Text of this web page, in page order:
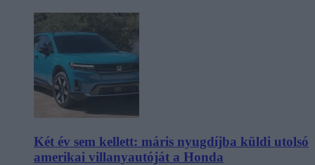
Két év sem kellett: máris nyugdíjba küldi utolsó
amerikai villanyautóját a Honda